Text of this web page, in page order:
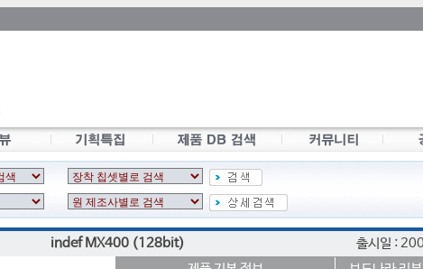
indef MX400 (128bit) 출시일 :